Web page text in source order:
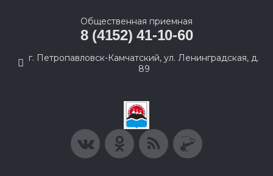
Общественная приемная
8 (4152) 41-10-60
г. Петропавловск-Камчатский, ул. Ленинградская, д.
89